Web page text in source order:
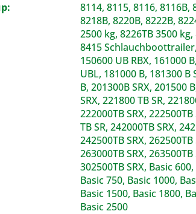
8114, 8115, 8116, 8116B,
8218B, 8220B, 8222B,
2500 kg, 8226TB 3500 kg,
8415
150600 UB RBX, 161000
UBL, 181000 B, 181300 B
B, 201300B SRX, 201500
SRX, 221800 TB SR,
222000TB SRX,
TB SR, 242000TB SRX,
242500TB SRX, 262500TB
263000TB SRX, 263500TB
302500TB SRX, Basic
Basic 750, Basic 1000,
Basic 1500, Basic 1800,
Basic 2500